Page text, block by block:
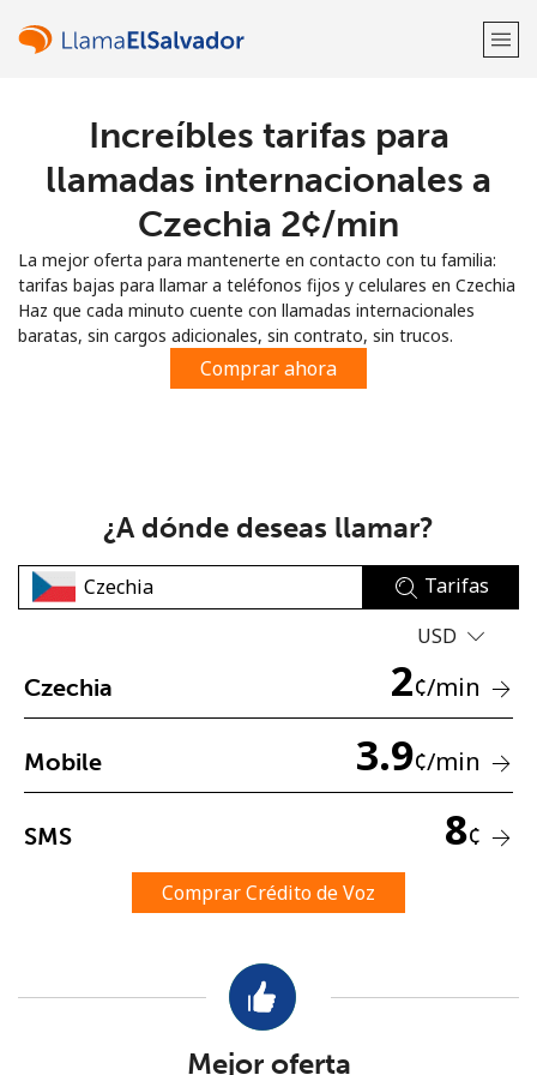
¡Bienvenido!
Regístrate con
Mínimo 8 caracteres
Una letra mayúscula y una minúscula
Un caracter especial
Mantente en contacto para recibir nuestras mejores
Increíbles tarifas para
llamadas internacionales a
Czechia ⁦2¢⁩/min
La mejor oferta para mantenerte en contacto con tu familia:
tarifas bajas para llamar a teléfonos fijos y celulares en Czechia
Haz que cada minuto cuente con llamadas internacionales
baratas, sin cargos adicionales, sin contrato, sin trucos.
Comprar ahora
¿A dónde deseas llamar?
Tarifas
USD
Czechia 2¢/min
Mobile 3.9¢/min
SMS 8¢
Comprar Crédito de Voz
Mejor oferta